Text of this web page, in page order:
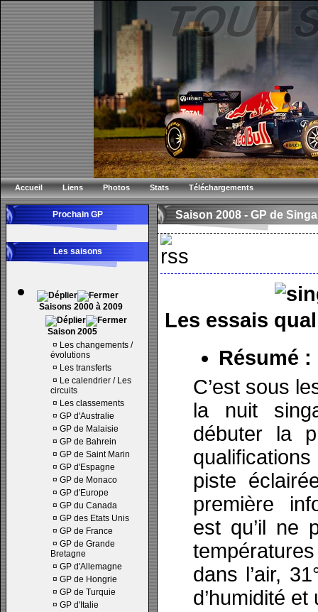
Accueil Liens Photos Stats Téléchargements
Prochain GP
Les saisons
Saisons 2000 à 2009
Saison 2005
¤ Les changements /
évolutions
¤ Les transferts
¤ Le calendrier / Les
circuits
¤ Les classements
¤ GP d'Australie
¤ GP de Malaisie
¤ GP de Bahrein
¤ GP de Saint Marin
¤ GP d'Espagne
¤ GP de Monaco
¤ GP d'Europe
¤ GP du Canada
¤ GP des Etats Unis
¤ GP de France
¤ GP de Grande
Bretagne
¤ GP d'Allemagne
¤ GP de Hongrie
¤ GP de Turquie
¤ GP d'Italie
Saison 2008 - GP de
Les essais
Résumé :
C’est sous
la nuit
débuter la
piste
première
est qu’il ne
dans l’air,
d’humidité